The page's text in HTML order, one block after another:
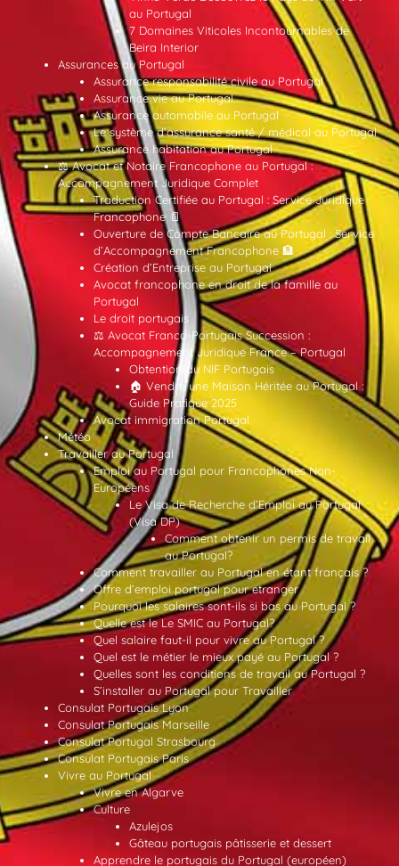
au Portugal
7 Domaines Viticoles Incontournables de
Beira Interior
Assurances au Portugal
Assurance responsabilité civile au Portugal
Assurance vie au Portugal
Assurance automobile au Portugal
Le système d’assurance santé / médical au Portugal
Assurance habitation au Portugal
⚖️ Avocat et Notaire Francophone au Portugal :
Accompagnement Juridique Complet
Traduction Certifiée au Portugal : Service Juridique
Francophone 📄
Ouverture de Compte Bancaire au Portugal : Service
d’Accompagnement Francophone 🏦
Création d’Entreprise au Portugal
Avocat francophone en droit de la famille au
Portugal
Le droit portugais
⚖️ Avocat Franco-Portugais Succession :
Accompagnement Juridique France – Portugal
Obtention du NIF Portugais
🏠 Vendre une Maison Héritée au Portugal :
Guide Pratique 2025
Avocat immigration Portugal
Météo
Travailler au Portugal
Emploi au Portugal pour Francophones Non-
Européens
Le Visa de Recherche d’Emploi au Portugal
(Visa DP)
Comment obtenir un permis de travail
au Portugal?
Comment travailler au Portugal en étant français ?
Offre d’emploi portugal pour etranger
Pourquoi les salaires sont-ils si bas au Portugal ?
Quelle est le Le SMIC au Portugal?
Quel salaire faut-il pour vivre au Portugal ?
Quel est le métier le mieux payé au Portugal ?
Quelles sont les conditions de travail au Portugal ?
S’installer au Portugal pour Travailler
Consulat Portugais Lyon
Consulat Portugais Marseille
Consulat Portugal Strasbourg
Consulat Portugais Paris
Vivre au Portugal
Vivre en Algarve
Culture
Azulejos
Gâteau portugais pâtisserie et dessert
Apprendre le portugais du Portugal (européen)